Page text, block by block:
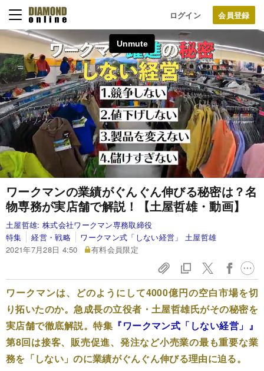
ログイン
ワークマンの業績がぐんぐん伸びる秘密は？名
物専務が実店舗で解説！【土屋哲雄・動画】
土屋哲雄: 株式会社ワークマン専務取締役
特集
経営・戦略
ワークマン式「しない経営」 土屋哲雄
2021年7月28日 4:50
有料会員限定
ワークマンは、どのようにして4000億円の空白市場を切
り拓いたのか。急成長の立役者・土屋哲雄氏がその秘密を
実店舗で徹底解説。特集 『ワークマン式「しない経営」』
第8回は接客、販売促進、発注など小売業の最も重要な業
務を「しない」のに業績がぐんぐん伸びる理由に迫る。